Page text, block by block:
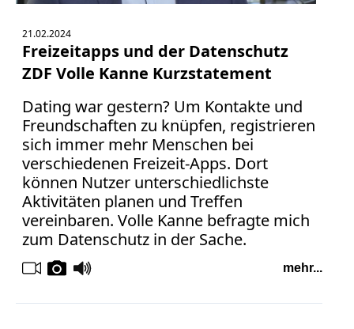
21.02.2024
Freizeitapps und der Datenschutz
ZDF Volle Kanne Kurzstatement
Dating war gestern? Um Kontakte und
Freundschaften zu knüpfen, registrieren
sich immer mehr Menschen bei
verschiedenen Freizeit-Apps. Dort
können Nutzer unterschiedlichste
Aktivitäten planen und Treffen
vereinbaren. Volle Kanne befragte mich
zum Datenschutz in der Sache.
mehr...